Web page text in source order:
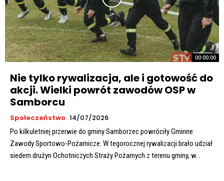
00:00:00
Nie tylko rywalizacja, ale i gotowość do
akcji. Wielki powrót zawodów OSP w
Samborcu
Społeczeństwo 14/07/2026
Po kilkuletniej przerwie do gminy Samborzec powróciły Gminne
Zawody Sportowo-Pożarnicze. W tegorocznej rywalizacji brało udział
siedem drużyn Ochotniczych Straży Pożarnych z terenu gminy, w...